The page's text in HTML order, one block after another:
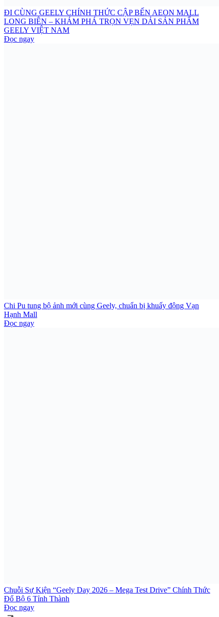
ĐI CÙNG GEELY CHÍNH THỨC CẬP BẾN AEON MALL
LONG BIÊN – KHÁM PHÁ TRỌN VẸN DẢI SẢN PHẨM
GEELY VIỆT NAM
Đọc ngay
Chi Pu tung bộ ảnh mới cùng Geely, chuẩn bị khuấy động Vạn
Hạnh Mall
Đọc ngay
Chuỗi Sự Kiện “Geely Day 2026 – Mega Test Drive” Chính Thức
Đổ Bộ 6 Tỉnh Thành
Đọc ngay